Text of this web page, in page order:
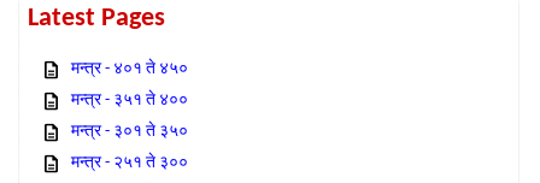
Latest Pages
मन्त्र - ४०१ ते ४५०
मन्त्र - ३५१ ते ४००
मन्त्र - ३०१ ते ३५०
मन्त्र - २५१ ते ३००